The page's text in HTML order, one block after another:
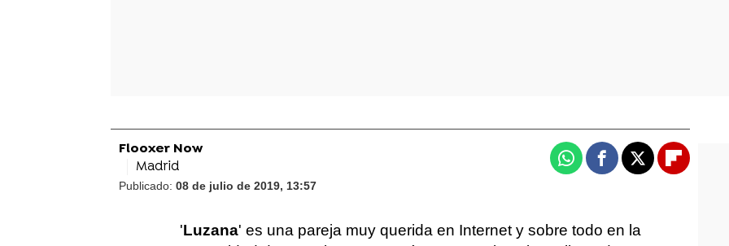
Flooxer Now
Madrid
Publicado: 08 de julio de 2019, 13:57
WhatsappFacebook
X
'Luzana' es una pareja muy querida en Internet y sobre todo en la